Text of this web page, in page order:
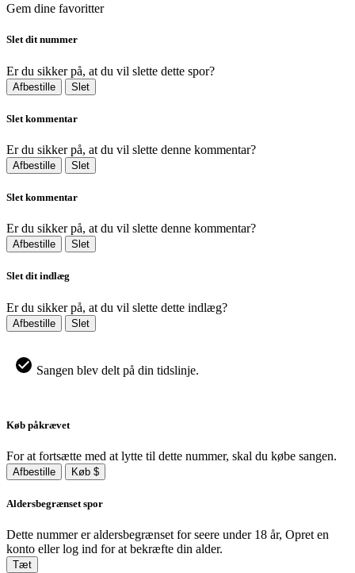
Gem dine favoritter
Slet dit nummer
Er du sikker på, at du vil slette dette spor?
Afbestille Slet
Slet kommentar
Er du sikker på, at du vil slette denne kommentar?
Afbestille Slet
Slet kommentar
Er du sikker på, at du vil slette denne kommentar?
Afbestille Slet
Slet dit indlæg
Er du sikker på, at du vil slette dette indlæg?
Afbestille Slet
Sangen blev delt på din tidslinje.
Køb påkrævet
For at fortsætte med at lytte til dette nummer, skal du købe sangen.
Afbestille Køb $
Aldersbegrænset spor
Dette nummer er aldersbegrænset for seere under 18 år, Opret en
konto eller log ind for at bekræfte din alder.
Tæt